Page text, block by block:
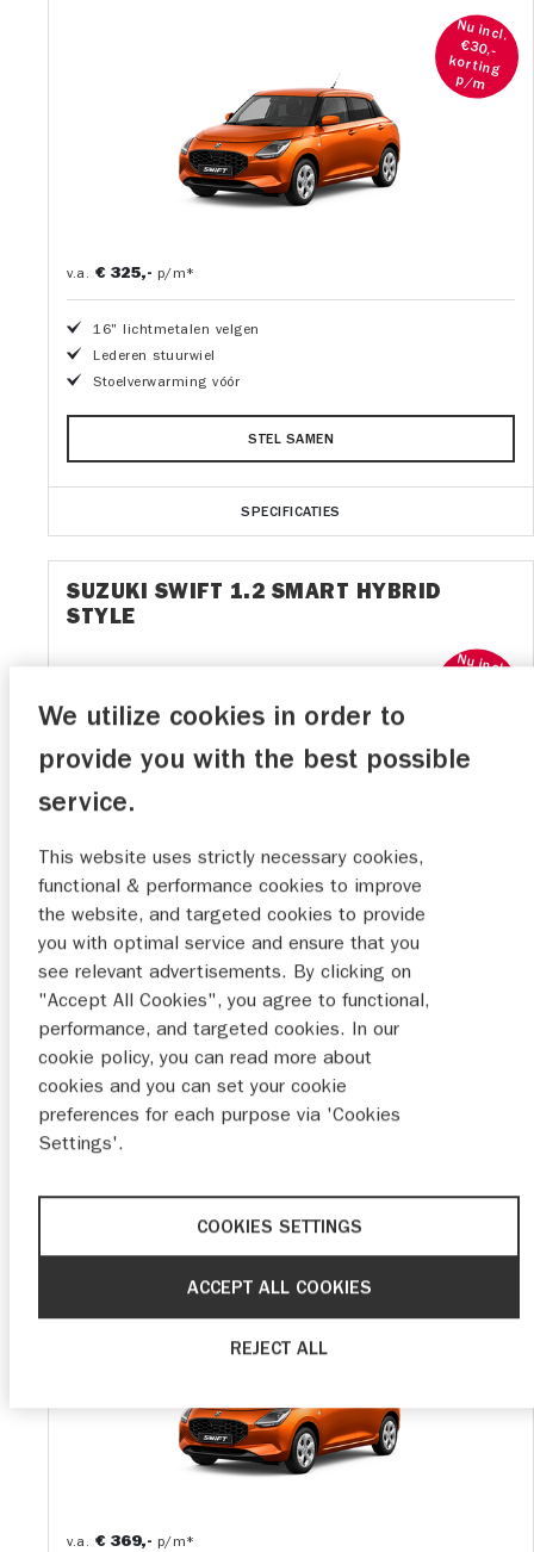
Nu incl.
€30,-
korting
p/m
v.a. € 325,- p/m*
16" lichtmetalen velgen
Lederen stuurwiel
Stoelverwarming vóór
STEL SAMEN
SPECIFICATIES
SUZUKI SWIFT 1.2 SMART HYBRID
STYLE
Nu incl.
€30,-
korting
v.a. € 349,- p/m*
16" gepolijste lichtmetalen velgen
Climate Control
Satijn chromen interieur accenten
SUZUKI SWIFT 1.2 CVT AUTOMAAT
SELECT
v.a. € 369,- p/m*
We utilize cookies in order to
provide you with the best possible
service.
This website uses strictly necessary cookies,
functional & performance cookies to improve
the website, and targeted cookies to provide
you with optimal service and ensure that you
see relevant advertisements. By clicking on
"Accept All Cookies", you agree to functional,
performance, and targeted cookies. In our
cookie policy, you can read more about
cookies and you can set your cookie
preferences for each purpose via 'Cookies
Settings'.
COOKIES SETTINGS
REJECT ALL
ACCEPT ALL COOKIES